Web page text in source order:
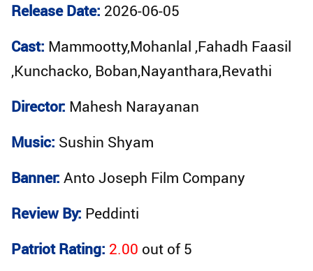
Release Date: 2026-06-05
Cast: Mammootty,Mohanlal ,Fahadh Faasil
,Kunchacko, Boban,Nayanthara,Revathi
Director: Mahesh Narayanan
Music: Sushin Shyam
Banner: Anto Joseph Film Company
Review By: Peddinti
Patriot Rating: 2.00 out of5